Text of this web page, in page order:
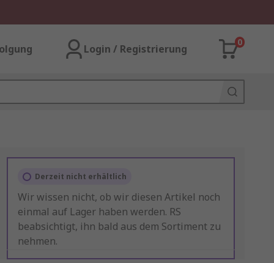
Login / Registrierung
0
Derzeit nicht erhältlich
Wir wissen nicht, ob wir diesen Artikel noch
einmal auf Lager haben werden. RS
beabsichtigt, ihn bald aus dem Sortiment zu
nehmen.